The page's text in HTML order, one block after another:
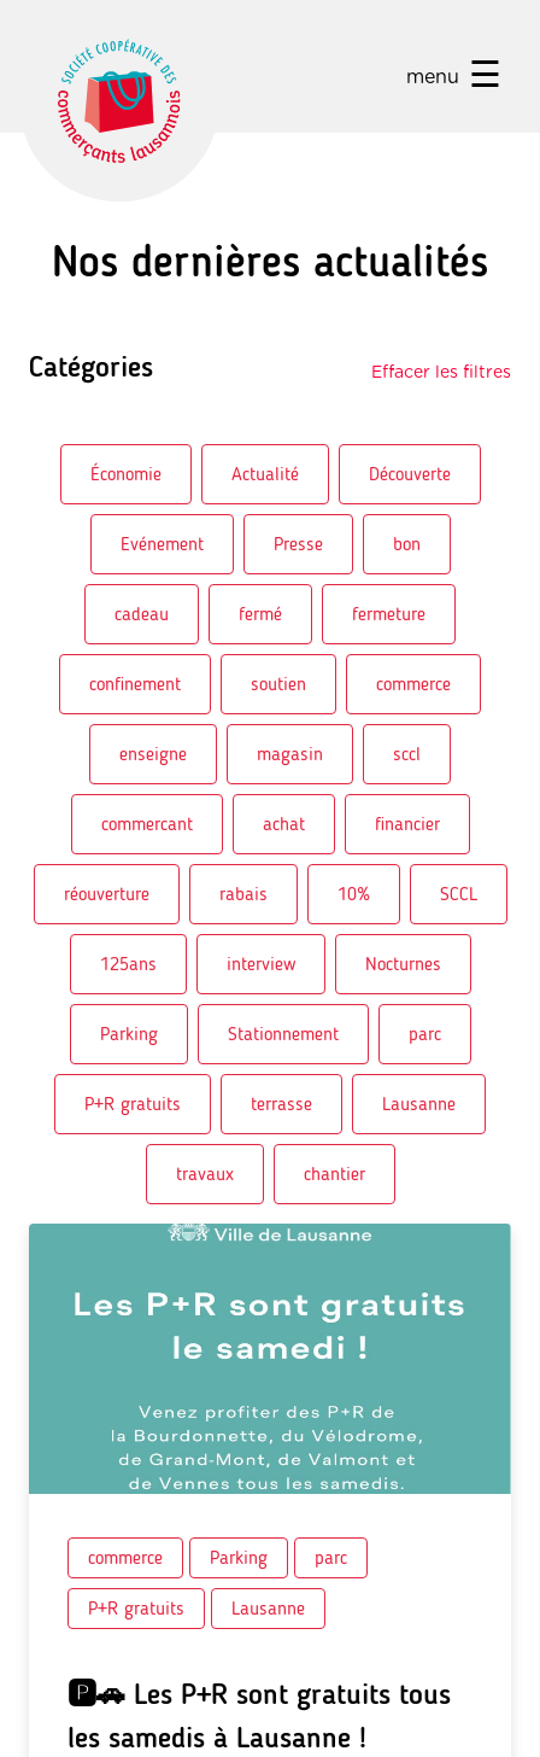
menu ☰
Nos dernières actualités
Catégories Effacer les filtres
Économie Actualité Découverte
Evénement Presse bon
cadeau fermé fermeture
confinement soutien commerce
enseigne magasin sccl
commercant achat financier
réouverture rabais 10% SCCL
125ans interview Nocturnes
Parking Stationnement parc
P+R gratuits terrasse Lausanne
travaux chantier
commerce Parking parc
P+R gratuits Lausanne
🅿️🚗 Les P+R sont gratuits tous
les samedis à Lausanne !